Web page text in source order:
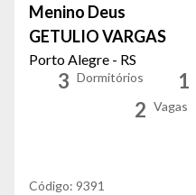
Menino Deus
GETULIO VARGAS
Porto Alegre - RS
3 Dormitórios 1
2 Vagas
Código: 9391